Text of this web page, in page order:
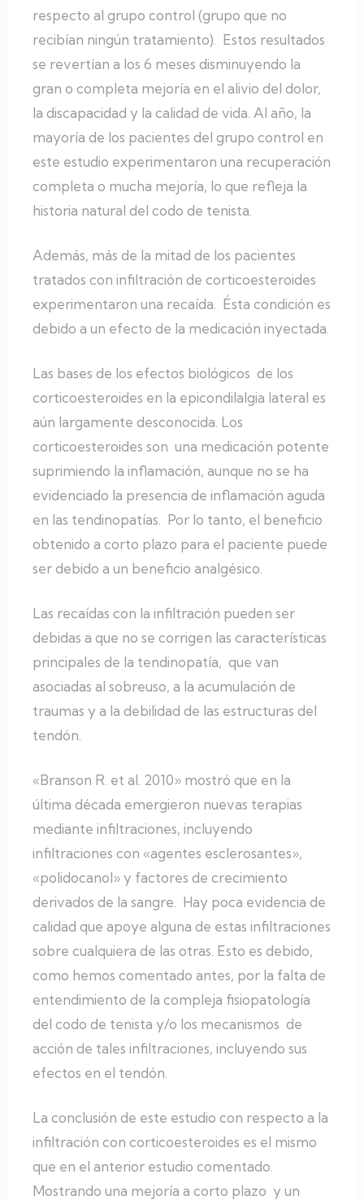
respecto al grupo control (grupo que no
recibían ningún tratamiento). Estos resultados
se revertían a los 6 meses disminuyendo la
gran o completa mejoría en el alivio del dolor,
la discapacidad y la calidad de vida. Al año, la
mayoría de los pacientes del grupo control en
este estudio experimentaron una recuperación
completa o mucha mejoría, lo que refleja la
historia natural del codo de tenista.
Además, más de la mitad de los pacientes
tratados con infiltración de corticoesteroides
experimentaron una recaída. Ésta condición es
debido a un efecto de la medicación inyectada.
Las bases de los efectos biológicos de los
corticoesteroides en la epicondilalgia lateral es
aún largamente desconocida. Los
corticoesteroides son una medicación potente
suprimiendo la inflamación, aunque no se ha
evidenciado la presencia de inflamación aguda
en las tendinopatías. Por lo tanto, el beneficio
obtenido a corto plazo para el paciente puede
ser debido a un beneficio analgésico.
Las recaídas con la infiltración pueden ser
debidas a que no se corrigen las características
principales de la tendinopatía, que van
asociadas al sobreuso, a la acumulación de
traumas y a la debilidad de las estructuras del
tendón.
«Branson R. et al. 2010» mostró que en la
última década emergieron nuevas terapias
mediante infiltraciones, incluyendo
infiltraciones con «agentes esclerosantes»,
«polidocanol» y factores de crecimiento
derivados de la sangre. Hay poca evidencia de
calidad que apoye alguna de estas infiltraciones
sobre cualquiera de las otras. Esto es debido,
como hemos comentado antes, por la falta de
entendimiento de la compleja fisiopatología
del codo de tenista y/o los mecanismos de
acción de tales infiltraciones, incluyendo sus
efectos en el tendón.
La conclusión de este estudio con respecto a la
infiltración con corticoesteroides es el mismo
que en el anterior estudio comentado.
Mostrando una mejoría a corto plazo y un